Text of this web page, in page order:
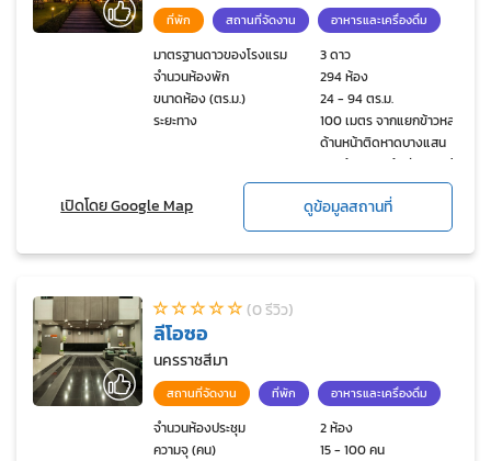
ที่พัก สถานที่จัดงาน อาหารและเครื่องดื่ม
มาตรฐานดาวของโรงแรม
3 ดาว
จำนวนห้องพัก
294 ห้อง
ขนาดห้อง (ตร.ม.)
24 - 94 ตร.ม.
ระยะทาง
100 เมตร จากแยกข้าวหลาม
ด้านหน้าติดหาดบางแสน
ตรงข้ามศาลเจ้าพ่อแสน ด้าน
หลังติดถนนบางแสนสาย2
ใกล้แยกข้าวหลาม
เปิดโดย Google Map ดูข้อมูลสถานที่
(0 รีวิว)
ลีโอซอ
นครราชสีมา
สถานที่จัดงาน ที่พัก อาหารและเครื่องดื่ม
จำนวนห้องประชุม
2 ห้อง
ความจุ (คน)
15 - 100 คน